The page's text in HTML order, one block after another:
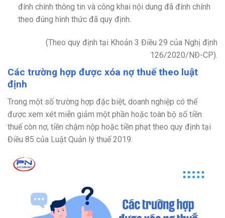
đính chính thông tin và công khai nội dung đã đính chính
theo đúng hình thức đã quy định.
(Theo quy định tại Khoản 3 Điều 29 của Nghị định
126/2020/NĐ-CP).
Các trường hợp được xóa nợ thuế theo luật
định
Trong một số trường hợp đặc biệt, doanh nghiệp có thể
được xem xét miễn giảm một phần hoặc toàn bộ số tiền
thuế còn nợ, tiền chậm nộp hoặc tiền phạt theo quy định tại
Điều 85 của Luật Quản lý thuế 2019.